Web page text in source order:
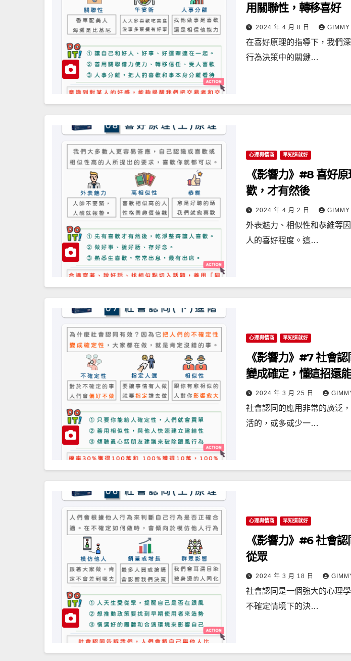
用關聯性，轉移喜好
2024 年 4 月 8 日 GIMMY
在喜好原理的指導下，我們
行為決策中的關鍵…
心理與情商 早知道就好
《影響力》#8 喜好
歡，才有然後
2024 年 4 月 2 日 GIMMY
外表魅力、相似性和恭維等
人的喜好程度。這…
心理與情商 早知道就好
《影響力》#7 社會
變成確定，懂這招還
2024 年 3 月 25 日
社會認同的應用非常的廣泛
活的，或多或少一…
心理與情商 早知道就好
《影響力》#6 社會
從眾
2024 年 3 月 18 日
社會認同是一個強大的心理
不確定情境下的決…